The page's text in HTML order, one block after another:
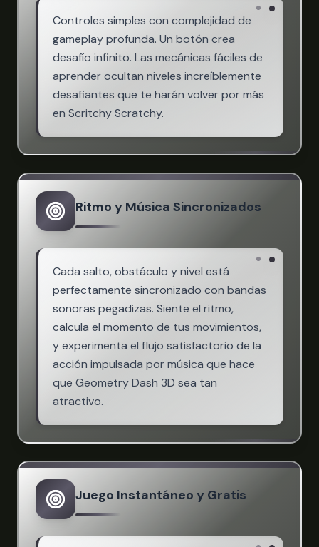
Controles simples con complejidad de
gameplay profunda. Un botón crea
desafío infinito. Las mecánicas fáciles de
aprender ocultan niveles increíblemente
desafiantes que te harán volver por más
en Scritchy Scratchy.
Ritmo y Música Sincronizados
Cada salto, obstáculo y nivel está
perfectamente sincronizado con bandas
sonoras pegadizas. Siente el ritmo,
calcula el momento de tus movimientos,
y experimenta el flujo satisfactorio de la
acción impulsada por música que hace
que Geometry Dash 3D sea tan
atractivo.
Juego Instantáneo y Gratis